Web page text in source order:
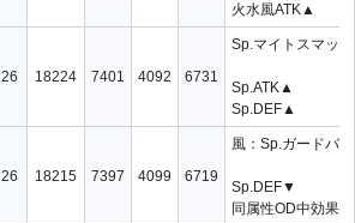
火水風ATK▲
26 18224 7401 4092 6731
Sp.マイトスマッ
Sp.ATK▲
Sp.DEF▲
26 18215 7397 4099 6719
風：Sp.ガードバ
Sp.DEF▼
同属性OD中効果▲